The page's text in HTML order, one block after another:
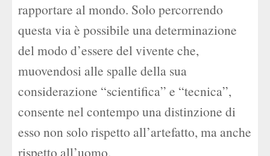
rapportare al mondo. Solo percorrendo
questa via è possibile una determinazione
del modo d’essere del vivente che,
muovendosi alle spalle della sua
considerazione “scientifica” e “tecnica”,
consente nel contempo una distinzione di
esso non solo rispetto all’artefatto, ma anche
rispetto all’uomo.